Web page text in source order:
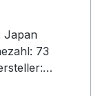
Japan
73